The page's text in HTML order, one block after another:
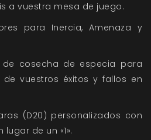
a vuestra mesa de juego.
para Inercia, Amenaza y
cosecha de especia para
vuestros éxitos y fallos en
(D20) personalizados con
de un «1».